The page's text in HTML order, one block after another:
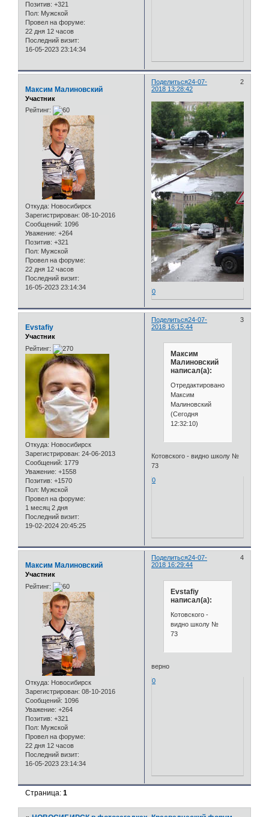
Позитив: +321
Пол: Мужской
Провел на форуме:
22 дня 12 часов
Последний визит:
16-05-2023 23:14:34
Поделиться 2
24-07-
2018 13:28:42
Максим Малиновский
Участник
Рейтинг:
Откуда: Новосибирск
Зарегистрирован: 08-10-2016
Сообщений: 1096
Уважение: +264
Позитив: +321
Пол: Мужской
Провел на форуме:
22 дня 12 часов
Последний визит:
16-05-2023 23:14:34
0
Поделиться 3
24-07-
2018 16:15:44
Evstafiy
Участник
Рейтинг:
Откуда: Новосибирск
Зарегистрирован: 24-06-2013
Сообщений: 1779
Уважение: +1558
Позитив: +1570
Пол: Мужской
Провел на форуме:
1 месяц 2 дня
Последний визит:
19-02-2024 20:45:25
Максим
Малиновский
написал(а):
Отредактировано
Максим
Малиновский
(Сегодня
12:32:10)
Котовского - видно школу №
73
0
Поделиться 4
24-07-
2018 16:29:44
Максим Малиновский
Участник
Рейтинг:
Откуда: Новосибирск
Зарегистрирован: 08-10-2016
Сообщений: 1096
Уважение: +264
Позитив: +321
Пол: Мужской
Провел на форуме:
22 дня 12 часов
Последний визит:
16-05-2023 23:14:34
Evstafiy
написал(а):
Котовского -
видно школу №
73
верно
0
Страница:1